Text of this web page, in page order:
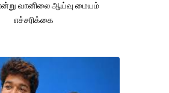
வானிலை ஆய்வு மையம்
எச்சரிக்கை